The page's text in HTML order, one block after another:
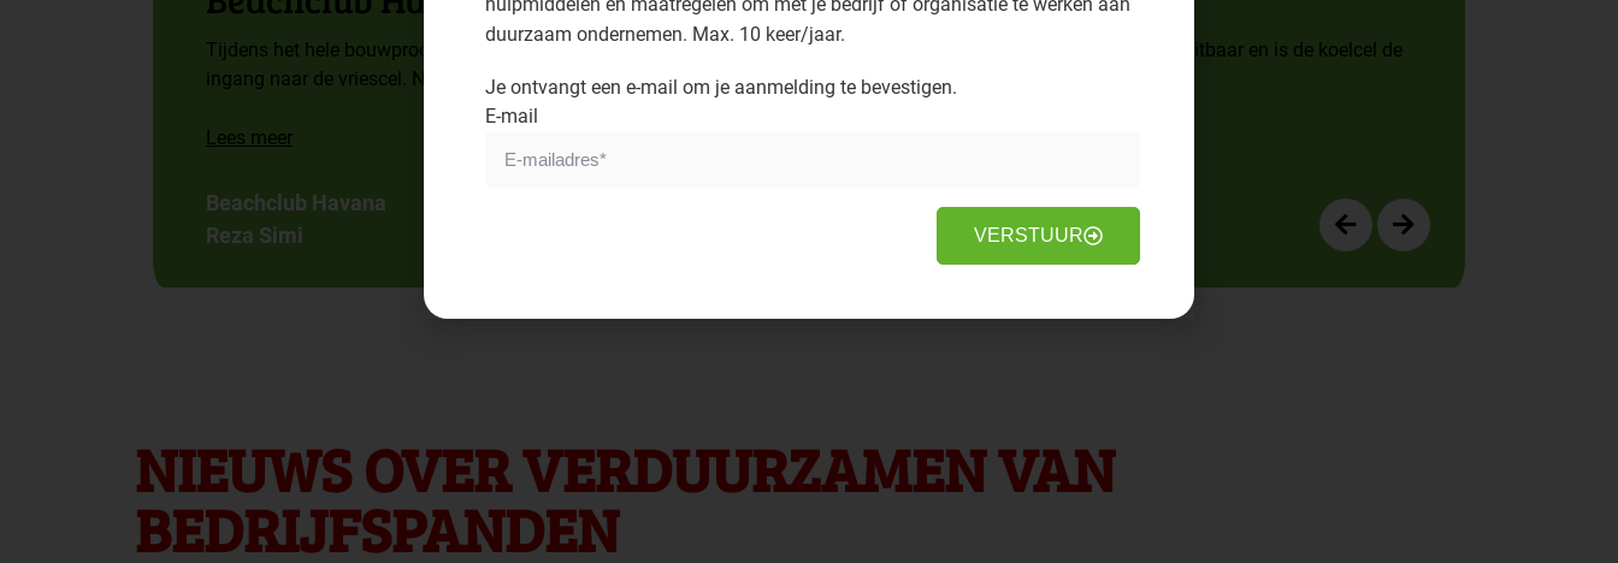
Tijdens het hele bouwproces is rekening gehouden met energiebesparing en duurzaamheid. Zo is de serre apart afsluitbaar en is de koelcel de
ingang naar de vriescel. Nu komen er ook zonnepanelen.
Lees meer
Beachclub Havana
Reza Simi
NIEUWS OVER VERDUURZAMEN VAN
BEDRIJFSPANDEN
duurzaam ondernemen. Max. 10 keer/jaar.
Je ontvangt een e-mail om je aanmelding te bevestigen.
E-mail
VERSTUUR